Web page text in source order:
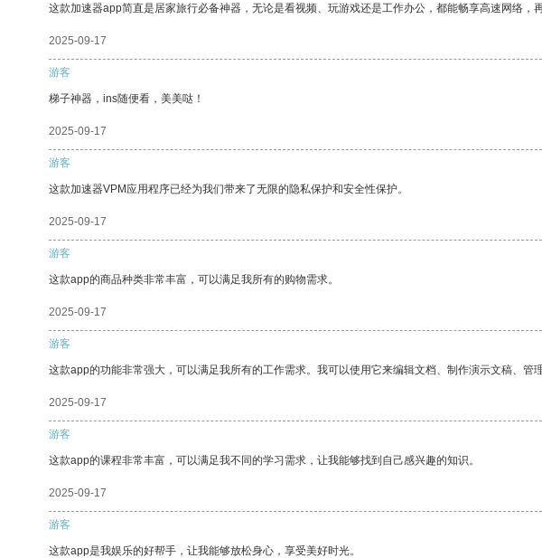
这款加速器app简直是居家旅行必备神器，无论是看视频、玩游戏还是工作办公，都能畅享高速网络
2025-09-17
游客
梯子神器，ins随便看，美美哒！
2025-09-17
游客
这款加速器VPM应用程序已经为我们带来了无限的隐私保护和安全性保护。
2025-09-17
游客
这款app的商品种类非常丰富，可以满足我所有的购物需求。
2025-09-17
游客
这款app的功能非常强大，可以满足我所有的工作需求。我可以使用它来编辑文档、制作演示文稿、管
2025-09-17
游客
这款app的课程非常丰富，可以满足我不同的学习需求，让我能够找到自己感兴趣的知识。
2025-09-17
游客
这款app是我娱乐的好帮手，让我能够放松身心，享受美好时光。